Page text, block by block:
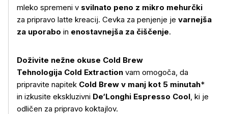
Več o izdelku
mleko spremeni v svilnato peno z mikro mehurčki
za pripravo latte kreacij. Cevka za penjenje je varnejša
za uporabo in enostavnejša za čiščenje.
Doživite nežne okuse Cold Brew
Tehnologija Cold Extraction vam omogoča, da
pripravite napitek Cold Brew v manj kot 5 minutah*
in izkusite ekskluzivni De‘Longhi Espresso Cool, ki je
odličen za pripravo koktajlov.